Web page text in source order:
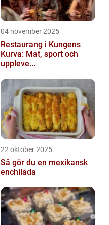
04 november 2025
Restaurang i Kungens
Kurva: Mat, sport och
uppleve...
22 oktober 2025
Så gör du en mexikansk
enchilada